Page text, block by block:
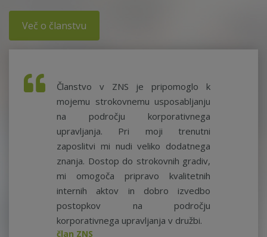
Več o članstvu
Članstvo v ZNS je pripomoglo k
mojemu strokovnemu usposabljanju
na področju korporativnega
upravljanja. Pri moji trenutni
zaposlitvi mi nudi veliko dodatnega
znanja. Dostop do strokovnih gradiv,
mi omogoča pripravo kvalitetnih
internih aktov in dobro izvedbo
postopkov na področju
korporativnega upravljanja v družbi.
član ZNS